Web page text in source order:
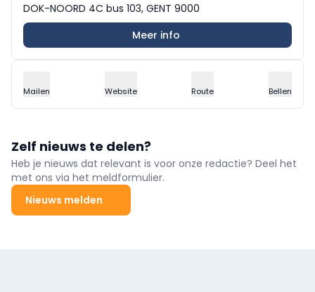
DOK-NOORD 4C bus 103, GENT 9000
Meer info
Mailen Website Route Bellen
Zelf nieuws te delen?
Heb je nieuws dat relevant is voor onze redactie? Deel het
met ons via het meldformulier.
Nieuws melden